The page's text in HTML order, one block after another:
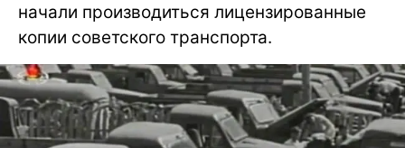
начали производиться лицензированные
копии советского транспорта.